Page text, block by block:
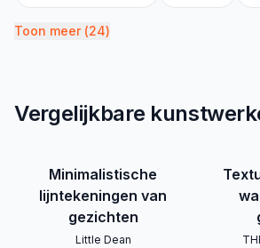
Toon meer(24)
Vergelijkbare
Minimalistische
lijntekeningen van
gezichten
Little Dean